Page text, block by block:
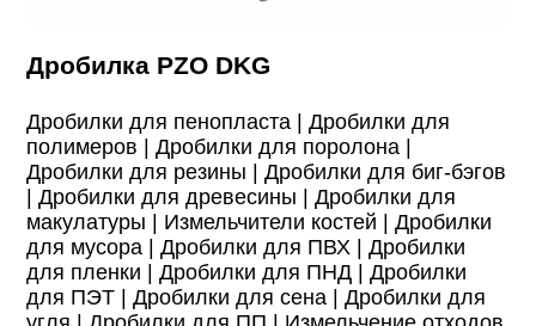
Дробилка PZO DKG
Дробилки для пенопласта |Дробилки для
полимеров |Дробилки для поролона |
Дробилки для резины |Дробилки для биг-бэгов
|Дробилки для древесины |Дробилки для
макулатуры | Измельчители костей |Дробилки
для мусора |Дробилки для ПВХ |Дробилки
для пленки |Дробилки для ПНД |Дробилки
для ПЭТ |Дробилки для сена |Дробилки для